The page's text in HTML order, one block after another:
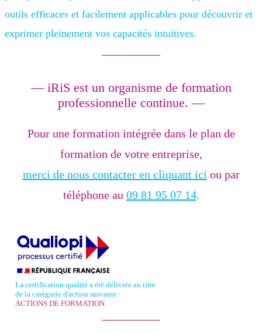
outils efficaces et facilement applicables pour découvrir et
exprimer pleinement vos capacités intuitives.
— iRiS est un organisme de formation
professionnelle continue. —
Pour une formation intégrée dans le plan de
formation de votre entreprise,
merci de nous contacter en cliquant ici ou par
téléphone au 09 81 95 07 14.
La certification qualité a été délivrée au titre
de la catégorie d'action suivante :
ACTIONS DE FORMATION